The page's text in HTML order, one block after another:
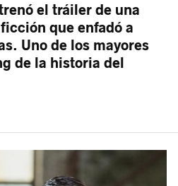
el tráiler de una
que enfadó a
Uno de los mayores
de la historia del